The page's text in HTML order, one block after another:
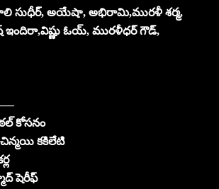
సుధీర్, అయేషా, అభిరామి,మురళీ శర్మ,
ఓయ్, మురళీధర్ గౌడ్,
కోసనం
కకిలేటి
షెరీఫ్